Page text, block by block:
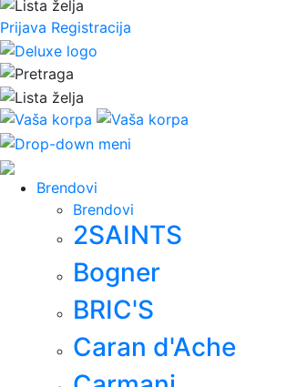
Prijava Registracija
Brendovi
Brendovi
2SAINTS
Bogner
BRIC'S
Caran d'Ache